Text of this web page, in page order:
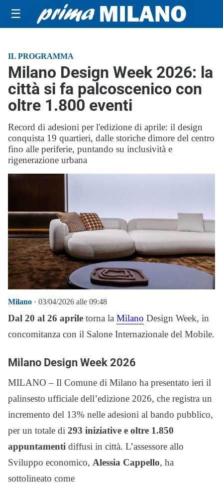
☰
IL PROGRAMMA
Milano Design Week 2026: la
città si fa palcoscenico con
oltre 1.800 eventi
Record di adesioni per l'edizione di aprile: il design
conquista 19 quartieri, dalle storiche dimore del centro
fino alle periferie, puntando su inclusività e
rigenerazione urbana
Milano · 03/04/2026 alle 09:48
Dal 20 al 26 aprile torna la Milano Design Week, in
concomitanza con il Salone Internazionale del Mobile.
Milano Design Week 2026
MILANO – Il Comune di Milano ha presentato ieri il
palinsesto ufficiale dell’edizione 2026, che registra un
incremento del 13% nelle adesioni al bando pubblico,
per un totale di 293 iniziative e oltre 1.850
appuntamenti diffusi in città. L’assessore allo
Sviluppo economico, Alessia Cappello, ha
sottolineato come